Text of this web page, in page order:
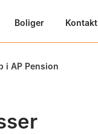
Boliger Kontakt
i AP Pension